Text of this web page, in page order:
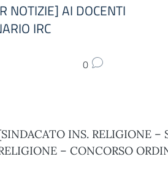
NOTIZIE] AI DOCENTI
IRC
0
INS. RELIGIONE
– CONCORSO